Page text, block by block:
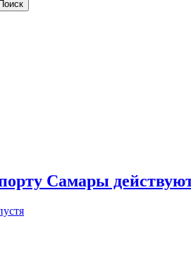
Самары